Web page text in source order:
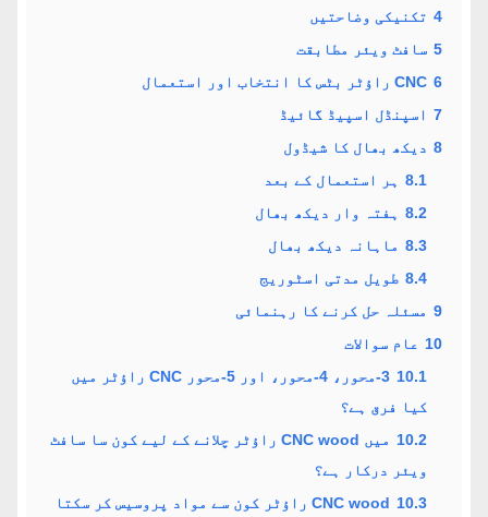
4 تکنیکی وضاحتیں
5 سافٹ ویئر مطابقت
6 CNC راؤٹر بٹس کا انتخاب اور استعمال
7 اسپنڈل اسپیڈ گائیڈ
8 دیکھ بھال کا شیڈول
8.1 ہر استعمال کے بعد
8.2 ہفتہ وار دیکھ بھال
8.3 ماہانہ دیکھ بھال
8.4 طویل مدتی اسٹوریج
9 مسئلہ حل کرنے کا رہنمائی
10 عام سوالات
10.1
3-محور، 4-محور، اور 5-محور CNC راؤٹر میں
کیا فرق ہے؟
10.2
میں CNC wood راؤٹر چلانے کے لیے کون سا سافٹ
ویئر درکار ہے؟
10.3
CNC wood راؤٹر کون سے مواد پروسیس کر سکتا